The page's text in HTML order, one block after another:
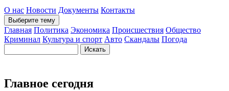
О нас Новости Документы Контакты
Выберите тему
Главная Политика Экономика Происшествия Общество
Криминал Культура и спорт Авто Скандалы Погода
Главное сегодня